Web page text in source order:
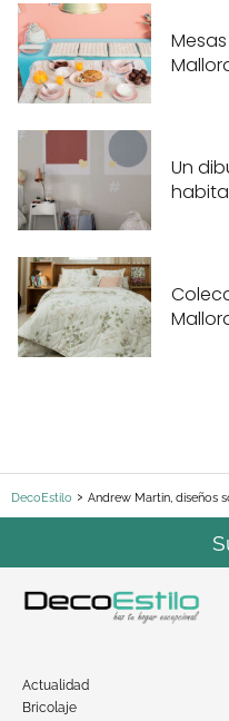
Un
DecoEstilo Andrew Martin, diseños
Actualidad
Bricolaje